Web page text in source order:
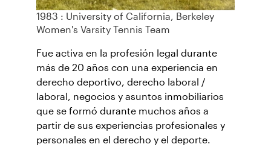
1983 : University of California, Berkeley
Women's Varsity Tennis Team
Fue activa en la profesión legal durante
más de 20 años con una experiencia en
derecho deportivo, derecho laboral /
laboral, negocios y asuntos inmobiliarios
que se formó durante muchos años a
partir de sus experiencias profesionales y
personales en el derecho y el deporte.